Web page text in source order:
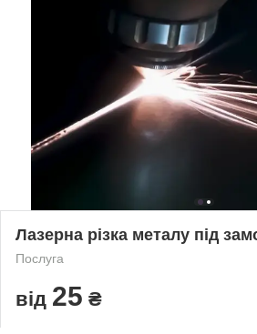
Лазерна різка металу під
Послуга
від 25 ₴